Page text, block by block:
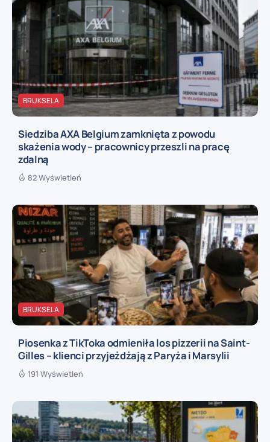
BRUKSELA
Siedziba AXA Belgium zamknięta z powodu
skażenia wody – pracownicy przeszli na pracę
zdalną
82 Wyświetleń
BRUKSELA
Piosenka z TikToka odmieniła los pizzerii na Saint-
Gilles – klienci przyjeżdżają z Paryża i Marsylii
191 Wyświetleń